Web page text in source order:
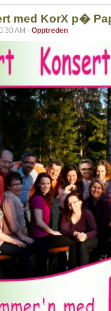
med KorX p�
AM - Opptreden